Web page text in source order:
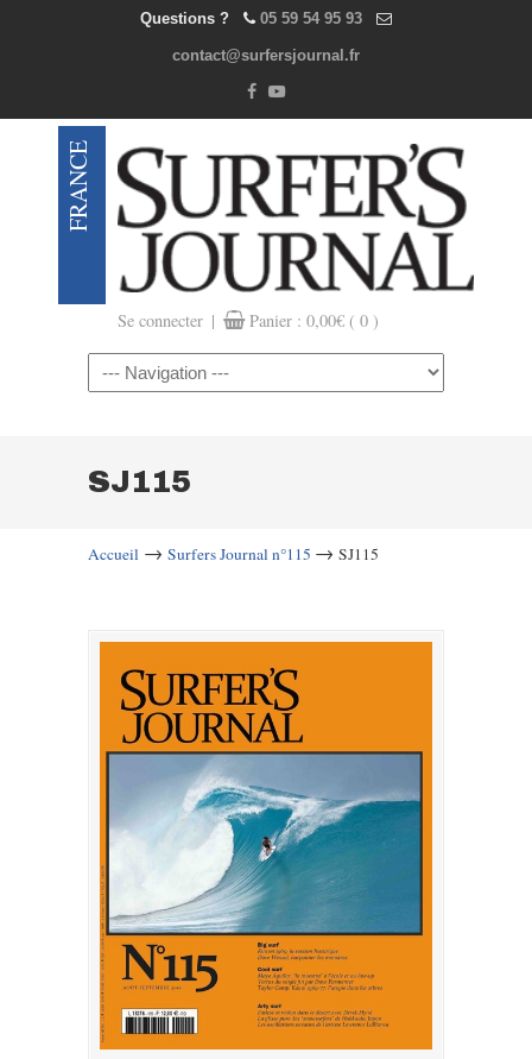
Questions ? 05 59 54 95 93
contact@surfersjournal.fr
Se connecter | Panier : 0,00€ ( 0 )
Navigation
SJ115
Accueil → Surfers Journal n°115 → SJ115